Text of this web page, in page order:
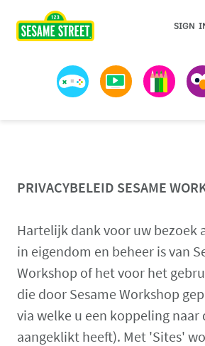
Games Videos Art
SIGN
PRIVACYBELEID SESAME
Hartelijk dank voor uw bezoek
in eigendom en beheer is van
Workshop of het voor het
die door Sesame Workshop
via welke u een koppeling
aangeklikt heeft). Met 'Sites'